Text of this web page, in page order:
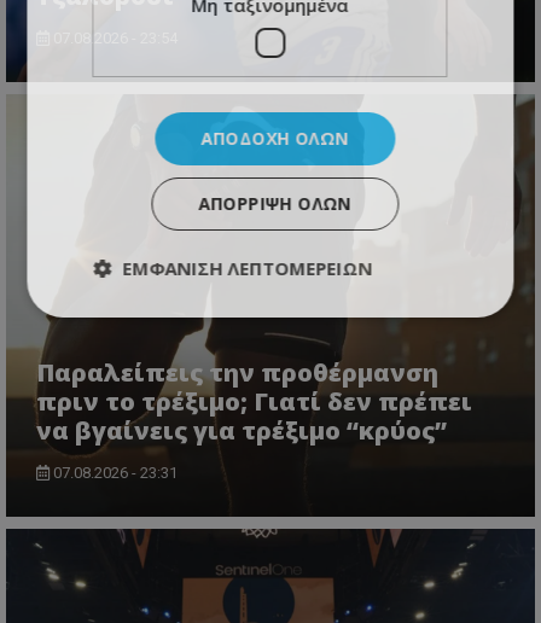
Παραλείπεις την προθέρμανση
πριν το τρέξιμο; Γιατί δεν πρέπει
να βγαίνεις για τρέξιμο “κρύος”
07.08.2026 - 23:31
Μη ταξινομημένα
ΑΠΟΔΟΧΉ ΌΛΩΝ
ΑΠΌΡΡΙΨΗ ΌΛΩΝ
ΕΜΦΆΝΙΣΗ ΛΕΠΤΟΜΕΡΕΙΏΝ